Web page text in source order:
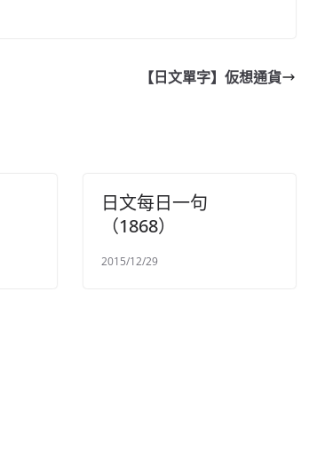
【日文單字】仮想通貨
日文每日一句
（1868）
2015/12/29